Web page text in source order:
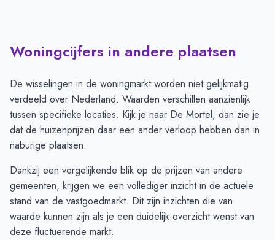
Woningcijfers in andere plaatsen
De wisselingen in de woningmarkt worden niet gelijkmatig
verdeeld over Nederland. Waarden verschillen aanzienlijk
tussen specifieke locaties. Kijk je naar De Mortel, dan zie je
dat de huizenprijzen daar een ander verloop hebben dan in
naburige plaatsen.
Dankzij een vergelijkende blik op de prijzen van andere
gemeenten, krijgen we een vollediger inzicht in de actuele
stand van de vastgoedmarkt. Dit zijn inzichten die van
waarde kunnen zijn als je een duidelijk overzicht wenst van
deze fluctuerende markt.